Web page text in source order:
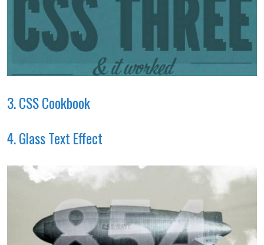
3. CSS Cookbook
4. Glass Text Effect